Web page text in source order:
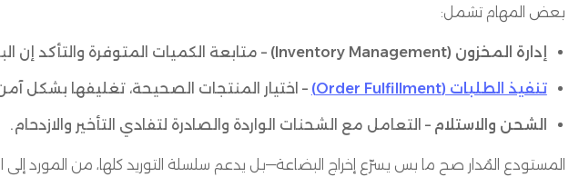
بعض المهام تشمل:
إدارة المخزون (Inventory Management) – متابعة الكميات المتوفرة والتأكد إن
تنفيذ الطلبات (Order Fulfillment) – اختيار المنتجات الصحيحة، تغليفها بشكل
الشحن والاستلام – التعامل مع الشحنات الواردة والصادرة لتفادي التأخير والازدحام.
المستودع المُدار صح ما بس يسرّع إخراج البضاعة—بل يدعم سلسلة التوريد كلها، من المورد